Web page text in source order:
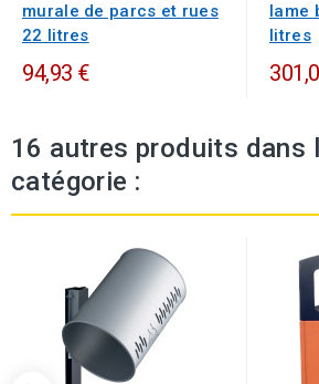
murale de parcs et rues
22 litres
94,93 €
lame
litres
16 autres produits dans
catégorie :